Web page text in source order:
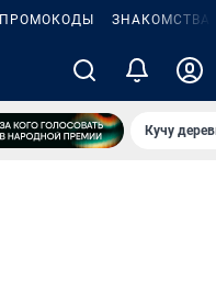
ПРОМОКОДЫ ЗНАКОМСТВА
Кучу